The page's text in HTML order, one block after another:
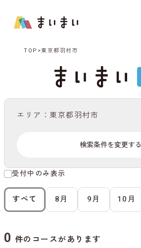
TOP 東京都羽村市
エリア：東京都羽村市
検索条件を変更する
受付中のみ表示
すべて 8月 9月 10月
0 件のコースがあります